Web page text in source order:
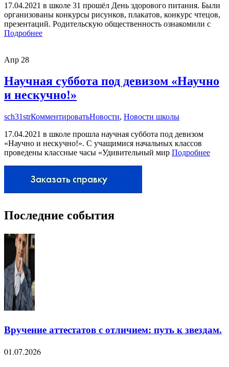
17.04.2021 в школе 31 прошёл День здорового питания. Были
организованы конкурсы рисунков, плакатов, конкурс чтецов,
презентаций. Родительскую общественность ознакомили с
Подробнее
Апр 28
Научная суббота под девизом «Научно
и нескучно!»
sch31strКомментироватьНовости, Новости школы
17.04.2021 в школе прошла научная суббота под девизом
«Научно и нескучно!». С учащимися начальных классов
проведены классные часы «Удивительный мир Подробнее
Последние события
Вручение аттестатов с отличием: путь к звездам.
01.07.2026